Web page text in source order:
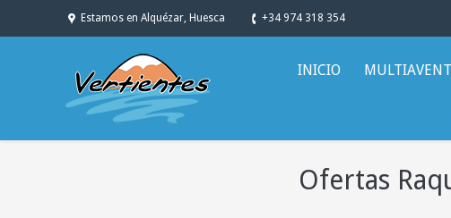
Estamos en Alquézar, Huesca +34 974 318 354
INICIO
Ofertas